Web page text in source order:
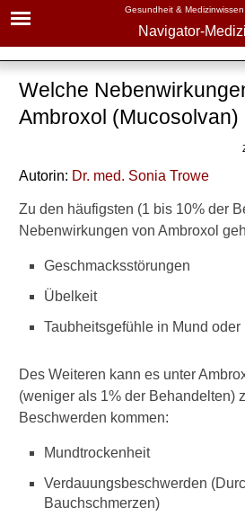
Gesundheit &
Navigator-
Welche
Ambroxol (Mucosolvan)
Autorin: Dr. med. Sonia Trowe
Zu den häufigsten (1 bis 10% der
Nebenwirkungen von Ambroxol
Geschmacksstörungen
Übelkeit
Taubheitsgefühle in Mund oder
Des Weiteren kann es unter
(weniger als 1% der Behandelten)
Beschwerden kommen:
Mundtrockenheit
Verdauungsbeschwerden
Bauchschmerzen)
Navigator-Medizin.de
► News
► Therapieverfahren
► Medikamente
► Gesundheitsthemen
Navigator-
Medizin.de
▾
Medikamente
Anwendung
Nebenwirkungen
Gegenanzeigen und
Wechselwirkungen
Weitere Inhalte dazu auf
Navigator-Medizin
Behandlung
Erkältung: Hausmittel und